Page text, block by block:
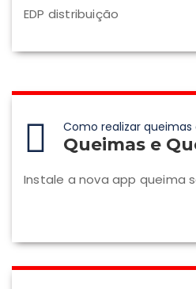
EDP distribuição
Como realizar
Queimas e
Instale a nova app queima